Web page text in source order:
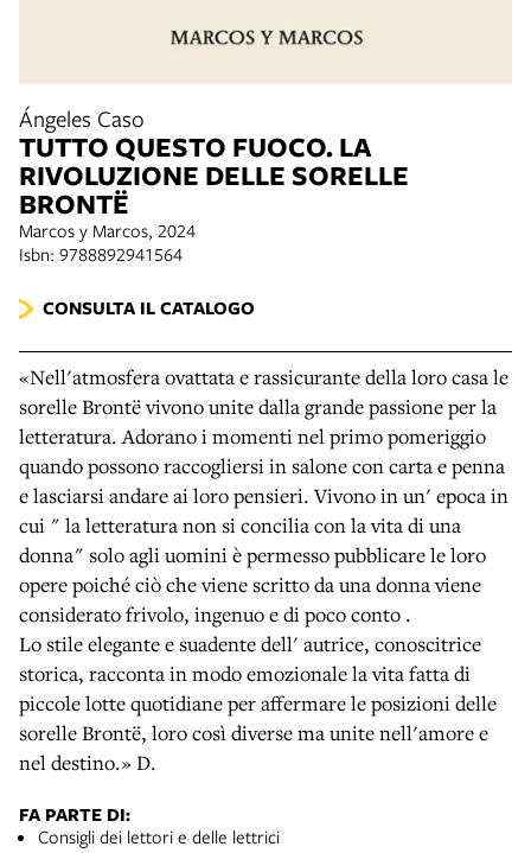
Ángeles Caso
TUTTO QUESTO FUOCO. LA
RIVOLUZIONE DELLE SORELLE
BRONTË
Marcos y Marcos, 2024
Isbn: 9788892941564
CONSULTA IL CATALOGO
«Nell'atmosfera ovattata e rassicurante della loro casa le
sorelle Brontë vivono unite dalla grande passione per la
letteratura. Adorano i momenti nel primo pomeriggio
quando possono raccogliersi in salone con carta e penna
e lasciarsi andare ai loro pensieri. Vivono in un' epoca in
cui " la letteratura non si concilia con la vita di una
donna" solo agli uomini è permesso pubblicare le loro
opere poiché ciò che viene scritto da una donna viene
considerato frivolo, ingenuo e di poco conto .
Lo stile elegante e suadente dell' autrice, conoscitrice
storica, racconta in modo emozionale la vita fatta di
piccole lotte quotidiane per affermare le posizioni delle
sorelle Brontë, loro così diverse ma unite nell'amore e
nel destino.» D.
FA PARTE DI:
Consigli dei lettori e delle lettrici